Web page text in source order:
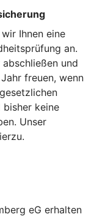
Ihnen eine
an.
und
freuen, wenn
keine
Unser
eG erhalten